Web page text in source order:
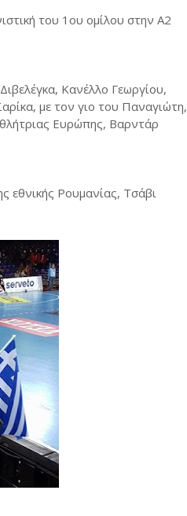
του 1ου ομίλου στην Α2
Κανέλλο Γεωργίου,
με τον γιο του Παναγιώτη,
Ευρώπης, Βαρντάρ
εθνικής Ρουμανίας, Τσάβι